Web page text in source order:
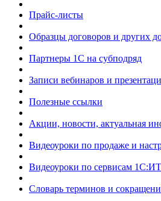
Прайс-листы
Образцы договоров и других
Партнеры 1С на субподряд
Записи вебинаров и
Полезные ссылки
Акции, новости, актуальная
Видеоуроки по продаже и
Видеоуроки по сервисам
Словарь терминов и